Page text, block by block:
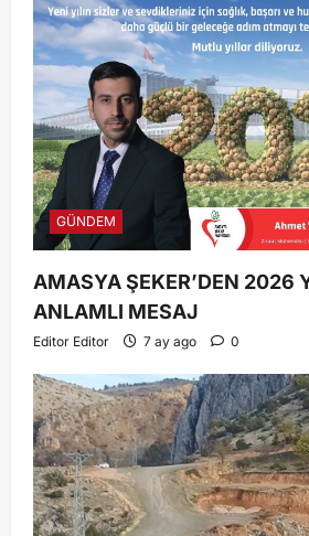
GÜNDEM
AMASYA ŞEKER’DEN 2026
ANLAMLI MESAJ
Editor Editor 7 ay ago 0